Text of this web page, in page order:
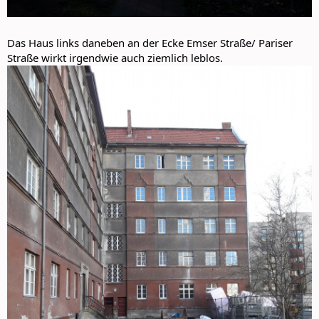
Das Haus links daneben an der Ecke Emser Straße/ Pariser
Straße wirkt irgendwie auch ziemlich leblos.